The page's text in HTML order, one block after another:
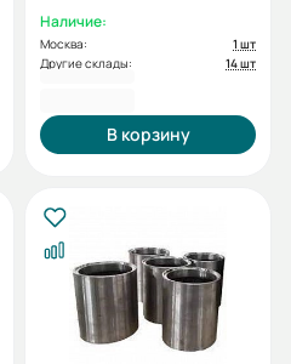
315-5, К 200-150-250-5
Наличие:
Москва:
1 шт
Другие склады:
14 шт
В корзину